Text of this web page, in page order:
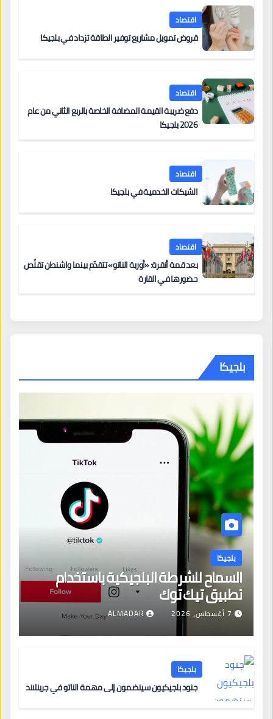
اقتصاد
قروض تمويل مشاريع توفير الطاقة تزداد في بلجيكا
اقتصاد
دفع ضريبة القيمة المضافة الخاصة بالربع الثاني من عام
2026 بلجيكا
اقتصاد
الشيكات الخدمية في بلجيكا
اقتصاد
بعد قمة أنقرة: «أوربة الناتو» تتقدّم بينما واشنطن تقلّص
حضورها في القارة
بلجيكا
بلجيكا
السماح للشرطة البلجيكية باستخدام
تطبيق تيك توك
7 أغسطس، 2026 ALMADAR
بلجيكا
جنود بلجيكيون سينضمون إلى مهمة الناتو في جرينلاند